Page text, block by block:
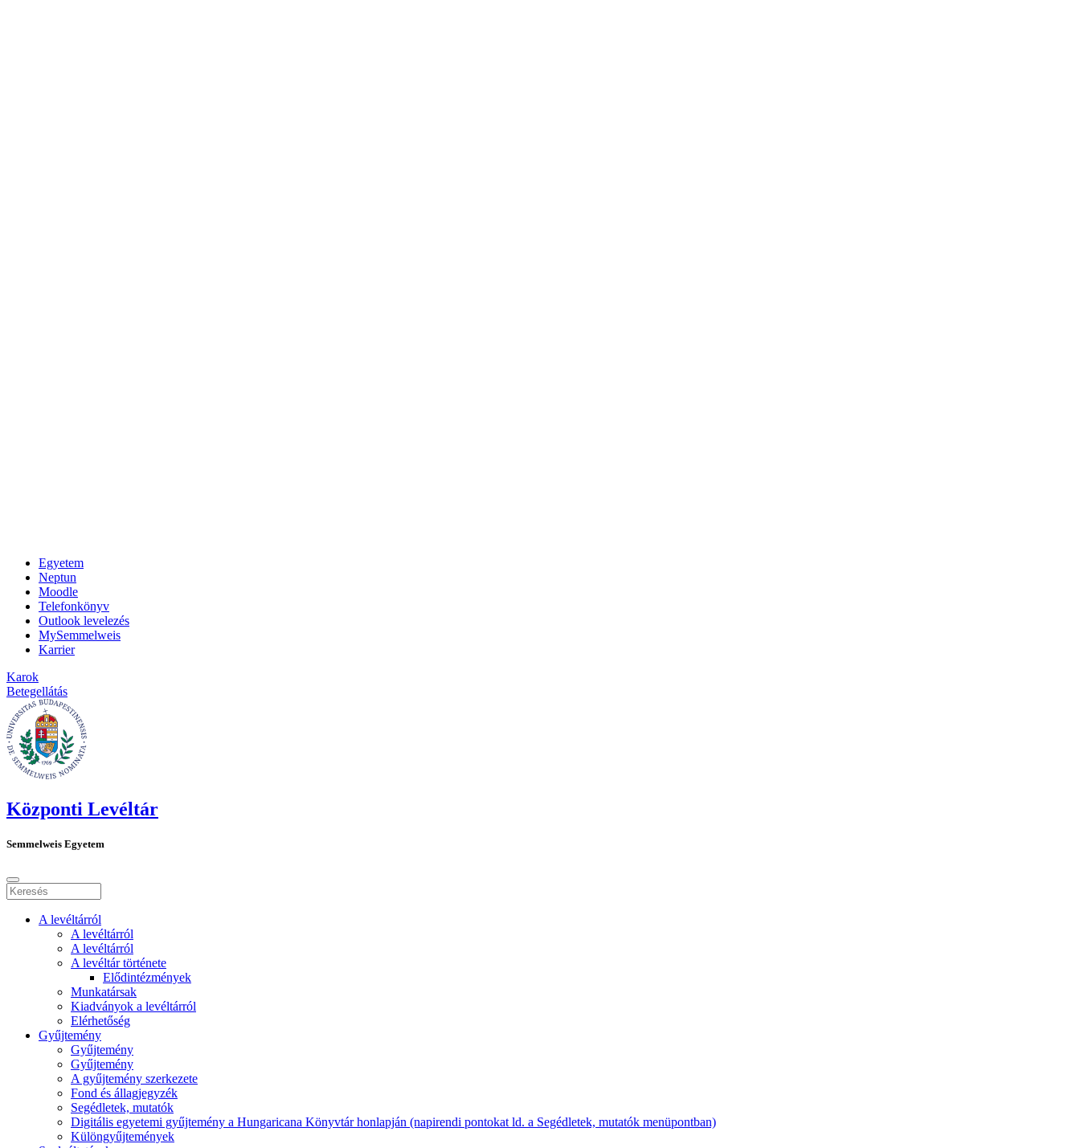
Egyetem
Neptun
Moodle
Telefonkönyv
Outlook levelezés
MySemmelweis
Karrier
Karok
Betegellátás
Központi Levéltár
Semmelweis Egyetem
A levéltárról
A levéltárról
A levéltárról
A levéltár története
Elődintézmények
Munkatársak
Kiadványok a levéltárról
Elérhetőség
Gyűjtemény
Gyűjtemény
Gyűjtemény
A gyűjtemény szerkezete
Fond és állagjegyzék
Segédletek, mutatók
Digitális egyetemi gyűjtemény a Hungaricana Könyvtár honlapján (napirendi pontokat ld. a Segédletek, mutatók menüpontban)
Különgyűjtemények